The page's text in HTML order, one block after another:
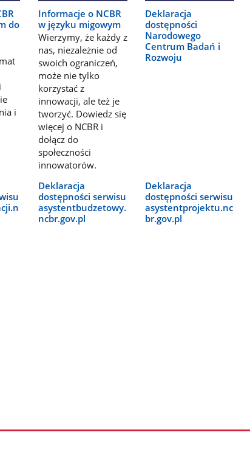
do
i
Informacje o NCBR
w języku migowym
Wierzymy, że każdy z
nas, niezależnie od
swoich ograniczeń,
może nie tylko
korzystać z
innowacji, ale też je
tworzyć. Dowiedz się
więcej o NCBR i
dołącz do
społeczności
innowatorów.
Deklaracja
dostępności
Narodowego
Centrum Badań i
Rozwoju
Deklaracja
dostępności serwisu
asystentbudzetowy.
ncbr.gov.pl
Deklaracja
dostępności serwisu
asystentprojektu.nc
br.gov.pl